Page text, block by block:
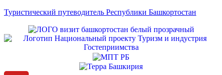
Туристический путеводитель Республики Башкортостан